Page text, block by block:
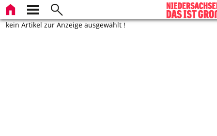
kein Artikel zur Anzeige ausgewählt !